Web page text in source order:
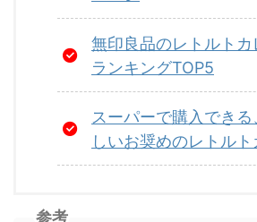
無印良品のレトルト
ランキングTOP5
スーパーで購入でき
しいお奨めのレトル
参考